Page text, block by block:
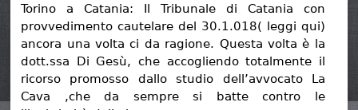
Torino a Catania: Il Tribunale di Catania con
provvedimento cautelare del 30.1.018( leggi qui)
ancora una volta ci da ragione. Questa volta è la
dott.ssa Di Gesù, che accogliendo totalmente il
ricorso promosso dallo studio dell’avvocato La
Cava ,che da sempre si batte contro le